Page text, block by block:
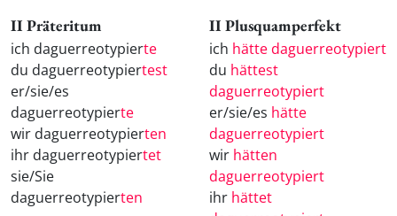
II Präteritum
ich daguerreotypierte
du daguerreotypiertest
er/sie/es
daguerreotypierte
wir daguerreotypierten
ihr daguerreotypiertet
sie/Sie
daguerreotypierten
II Plusquamperfekt
ich hätte daguerreotypiert
du hättest
daguerreotypiert
er/sie/es hätte
daguerreotypiert
wir hätten
daguerreotypiert
ihr hättet